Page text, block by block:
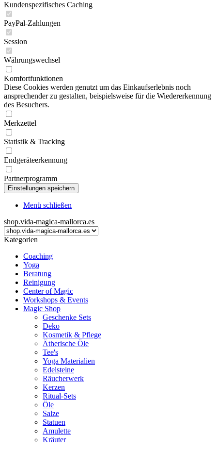
Kundenspezifisches Caching
PayPal-Zahlungen
Session
Währungswechsel
Komfortfunktionen
Diese Cookies werden genutzt um das Einkaufserlebnis noch
ansprechender zu gestalten, beispielsweise für die Wiedererkennung
des Besuchers.
Merkzettel
Statistik & Tracking
Endgeräteerkennung
Partnerprogramm
Menü schließen
shop.vida-magica-mallorca.es
Kategorien
Coaching
Yoga
Beratung
Reinigung
Center of Magic
Workshops & Events
Magic Shop
Geschenke Sets
Deko
Kosmetik & Pflege
Ätherische Öle
Tee's
Yoga Materialien
Edelsteine
Räucherwerk
Kerzen
Ritual-Sets
Öle
Salze
Statuen
Amulette
Kräuter